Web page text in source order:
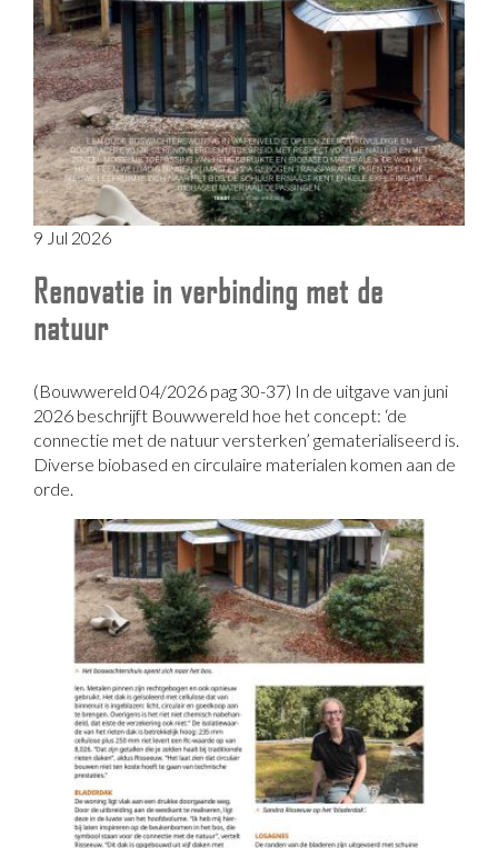
9 Jul 2026
Renovatie in verbinding met de
natuur
(Bouwwereld 04/2026 pag 30-37) In de uitgave van juni
2026 beschrijft Bouwwereld hoe het concept: ‘de
connectie met de natuur versterken’ gematerialiseerd is.
Diverse biobased en circulaire materialen komen aan de
orde.